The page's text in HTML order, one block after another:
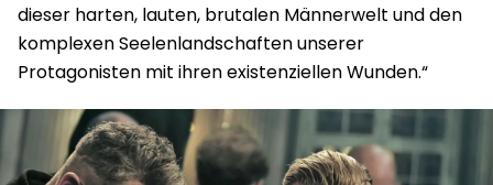
dieser harten, lauten, brutalen Männerwelt und den
komplexen Seelenlandschaften unserer
Protagonisten mit ihren existenziellen Wunden.“